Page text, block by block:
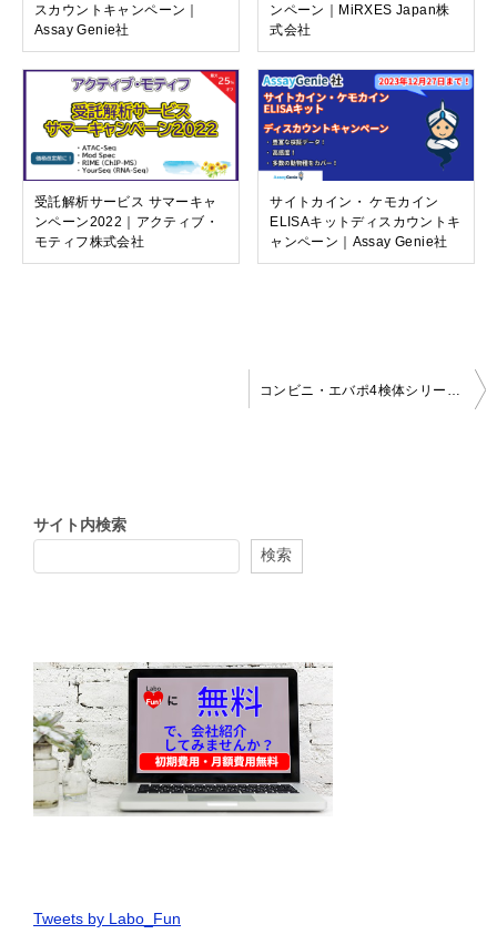
スカウントキャンペーン｜
Assay Genie社
ンペーン｜MiRXES Japan株
式会社
受託解析サービス サマーキャ
ンペーン2022｜アクティブ・
モティフ株式会社
サイトカイン・ ケモカイン
ELISAキットディスカウントキ
ャンペーン｜Assay Genie社
コンビニ・エバポ4検体シリーズ期間限定キャンペーン｜株式会社バイオクロマト
サイト内検索
検索
Tweets by Labo_Fun